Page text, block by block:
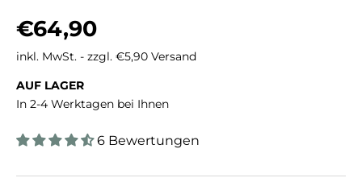
Normaler Preis
€64,90
inkl. MwSt. - zzgl. €5,90 Versand
AUF LAGER
In 2-4 Werktagen bei Ihnen
6 Bewertungen